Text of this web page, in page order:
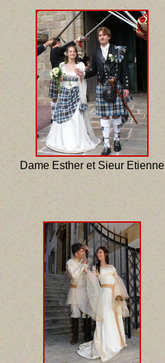
Dame Esther et Sieur Etienne